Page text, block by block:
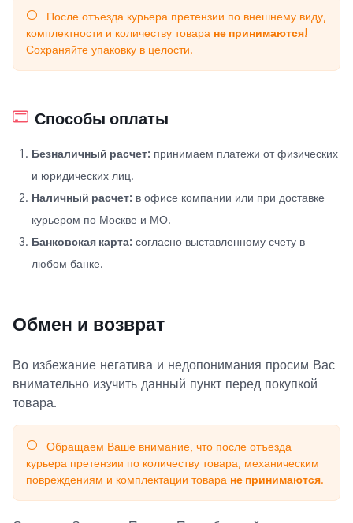
После отъезда курьера претензии по внешнему виду,
комплектности и количеству товара не принимаются!
Сохраняйте упаковку в целости.
Способы оплаты
Безналичный расчет: принимаем платежи от физических
и юридических лиц.
Наличный расчет: в офисе компании или при доставке
курьером по Москве и МО.
Банковская карта: согласно выставленному счету в
любом банке.
Обмен и возврат
Во избежание негатива и недопонимания просим Вас
внимательно изучить данный пункт перед покупкой
товара.
Обращаем Ваше внимание, что после отъезда
курьера претензии по количеству товара, механическим
повреждениям и комплектации товара не принимаются.